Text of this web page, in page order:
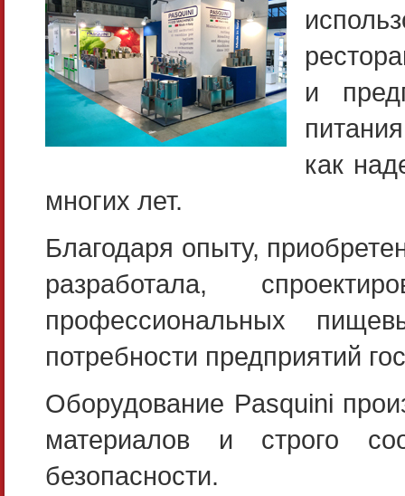
и
как
многих лет.
Благодаря опыту,
разработала,
профессиональных
потребности предприятий
Оборудование Pasquini
материалов и строго
безопасности.